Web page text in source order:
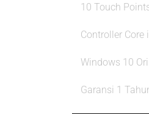
10 Touch
Controller Core
Windows 10 Ori
Garansi 1